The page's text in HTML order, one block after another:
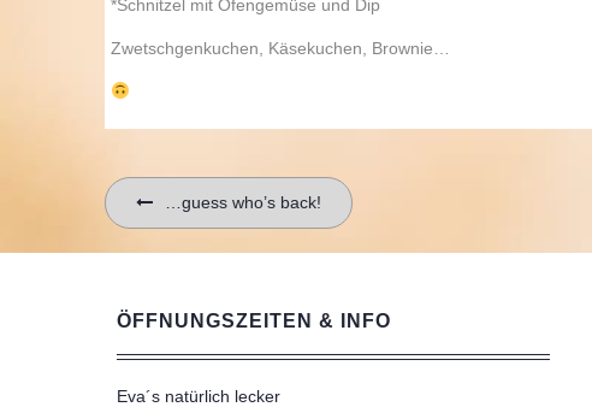
*Schnitzel mit Ofengemüse und Dip
Zwetschgenkuchen, Käsekuchen, Brownie…
Beitragsnavigation
…guess who’s back!
ÖFFNUNGSZEITEN & INFO
Eva´s natürlich lecker